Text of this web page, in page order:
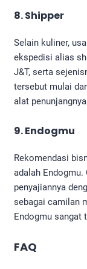
8. Shipper
Selain kuliner,
ekspedisi alias
J&T, serta
tersebut mulai
alat
9. Endogmu
Rekomendasi
adalah
penyajiannya
sebagai camilan
Endogmu sangat
FAQ